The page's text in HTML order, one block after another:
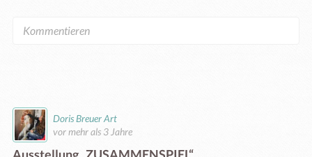
Doris Breuer Art
vor mehr als 3 Jahre